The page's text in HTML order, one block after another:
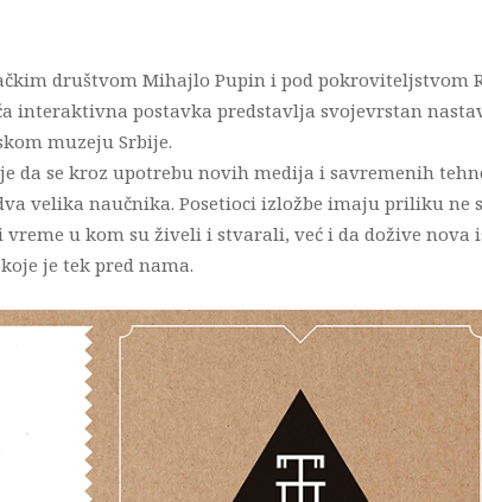
društvom Mihajlo Pupin i pod pokroviteljstvom
interaktivna postavka predstavlja svojevrstan
muzeju Srbije.
da se kroz upotrebu novih medija i savremenih
velika naučnika. Posetioci izložbe imaju priliku ne
u kom su živeli i stvarali, već i da dožive
je tek pred nama.